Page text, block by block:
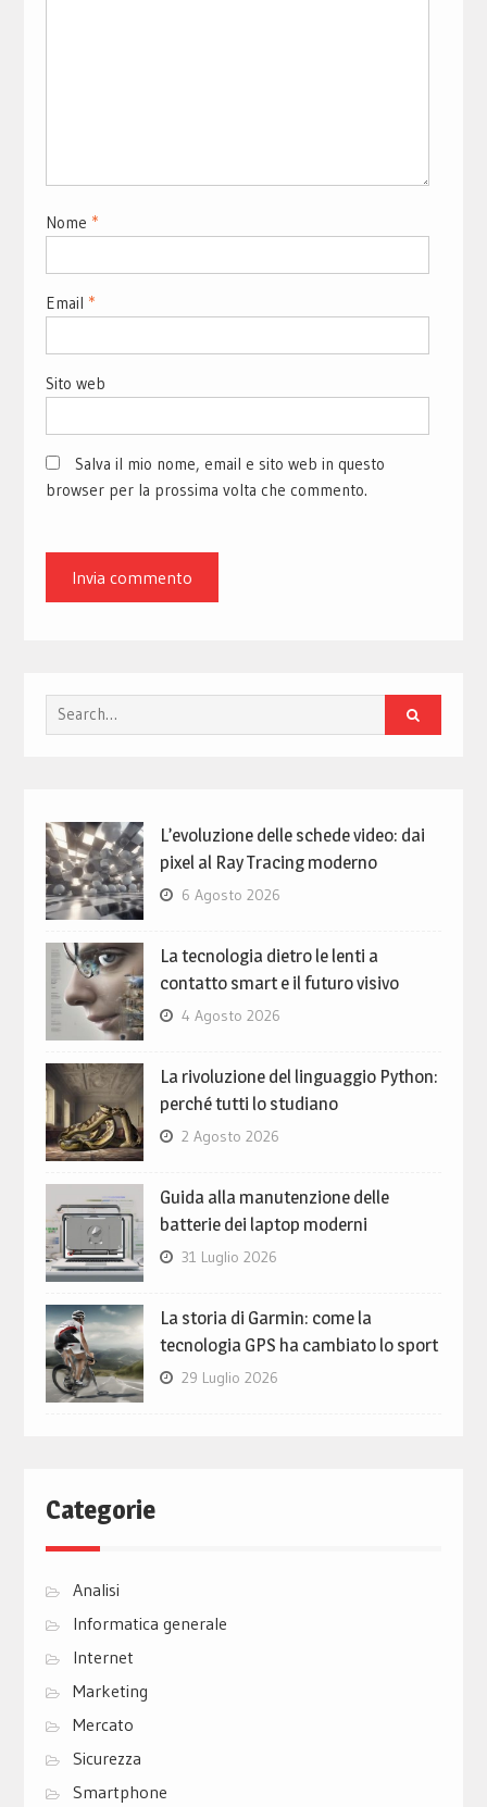
Nome *
Email *
Sito web
Salva il mio nome, email e sito web in questo
browser per la prossima volta che commento.
Search
for:
L’evoluzione delle schede video: dai
pixel al Ray Tracing moderno
6 Agosto 2026
La tecnologia dietro le lenti a
contatto smart e il futuro visivo
4 Agosto 2026
La rivoluzione del linguaggio Python:
perché tutti lo studiano
2 Agosto 2026
Guida alla manutenzione delle
batterie dei laptop moderni
31 Luglio 2026
La storia di Garmin: come la
tecnologia GPS ha cambiato lo sport
29 Luglio 2026
Categorie
Analisi
Informatica generale
Internet
Marketing
Mercato
Sicurezza
Smartphone